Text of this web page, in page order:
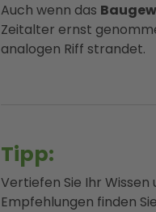
Auch wenn das
Zeitalter ernst
analogen Riff strandet.
Tipp:
Vertiefen Sie Ihr
Empfehlungen finden